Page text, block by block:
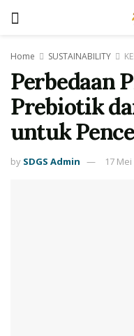
Home SUSTAINABILITY
Perbedaan
Prebiotik
untuk
by SDGS Admin 17 Mei